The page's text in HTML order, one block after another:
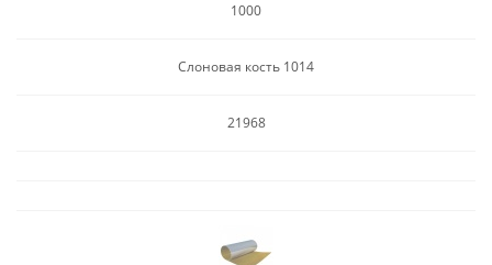
1000
Слоновая кость 1014
21968